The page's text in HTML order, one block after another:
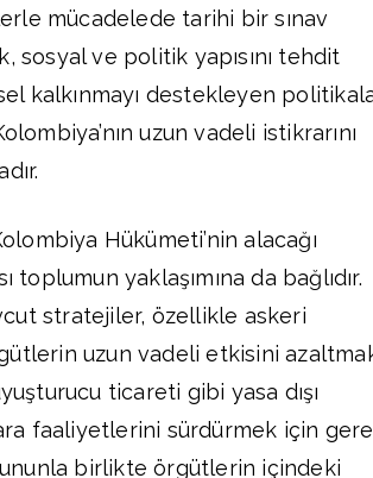
mücadelede tarihi bir sınav
sosyal ve politik yapısını tehdit
kalkınmayı destekleyen
uzun vadeli istikrarını
Hükümeti’nin alacağı
yaklaşımına da bağlıdır.
stratejiler, özellikle askeri
uzun vadeli etkisini
ticareti gibi yasa dışı
faaliyetlerini sürdürmek için
birlikte örgütlerin içindeki